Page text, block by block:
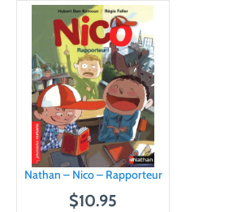
Nathan – Nico – Rapporteur
$10.95